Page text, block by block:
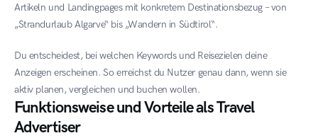
Artikeln und Landingpages mit konkretem Destinationsbezug – von
„Strandurlaub Algarve“ bis „Wandern in Südtirol“.
Du entscheidest, bei welchen Keywords und Reisezielen deine
Anzeigen erscheinen. So erreichst du Nutzer genau dann, wenn sie
aktiv planen, vergleichen und buchen wollen.
Funktionsweise und Vorteile als Travel
Advertiser